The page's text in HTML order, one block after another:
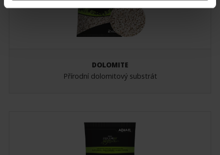
DOLOMITE
Přírodní dolomitový substrát